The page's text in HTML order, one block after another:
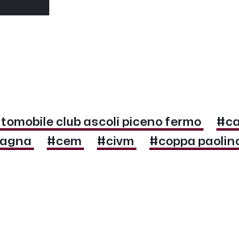
club ascoli piceno fermo
#cem #civm #coppa